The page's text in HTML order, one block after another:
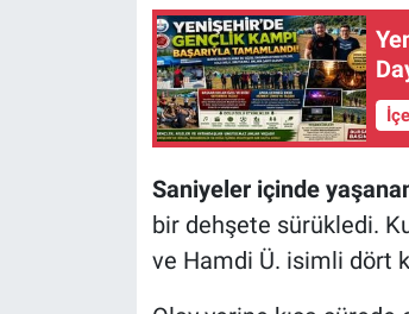
Saniyeler içinde
bir dehşete sürükledi.
ve Hamdi Ü. isimli dört